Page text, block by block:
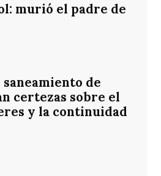
murió el padre de
de
certezas sobre el
y la continuidad